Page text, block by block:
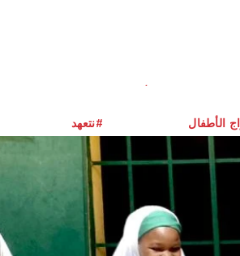
نتعهد# الأطفال